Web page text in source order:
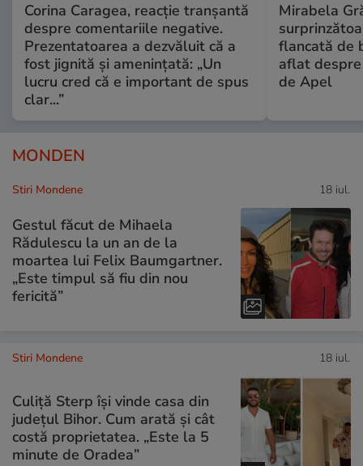
Corina Caragea, reacție tranșantă
despre comentariile negative.
Prezentatoarea a dezvăluit că a
fost jignită și amenințată: „Un
lucru cred că e important de spus
clar...”
Mirabela
flancată de
aflat
de Apel
MONDEN
Stiri Mondene 18 iul.
Gestul făcut de Mihaela
Rădulescu la un an de la
moartea lui Felix Baumgartner.
„Este timpul să fiu din nou
fericită”
Stiri Mondene 18 iul.
Culiță Sterp își vinde casa din
județul Bihor. Cum arată și cât
costă proprietatea. „Este la 5
minute de Oradea”